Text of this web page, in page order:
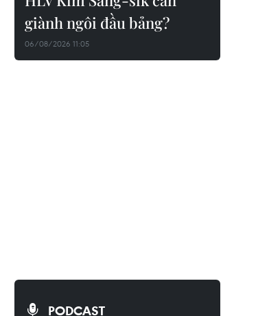
giành ngôi đầu bảng?
06/08/2026 11:05
PODCAST